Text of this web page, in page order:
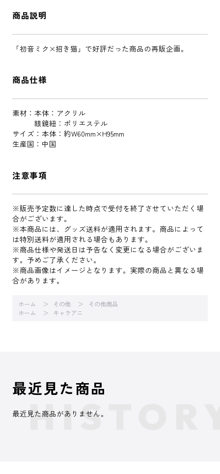
商品説明
「初音ミク×招き猫」で好評だった商品の再販企画。
商品仕様
素材：本体：アクリル
眼鏡紐：ポリエステル
サイズ：本体：約W60mm×H95mm
生産国：中国
注意事項
※販売予定数に達した時点で受付を終了させていただく場
合がございます。
※本商品には、グッズ送料が適用されます。商品によって
は特別送料が適用される場合もあります。
※商品仕様や発送日は予告なく変更になる場合がございま
す。予めご了承ください。
※商品画像はイメージとなります。実際の商品と異なる場
合があります。
ホーム その他
その他商品
ホーム
キャラアニ
最近見た商品
最近見た商品がありません。